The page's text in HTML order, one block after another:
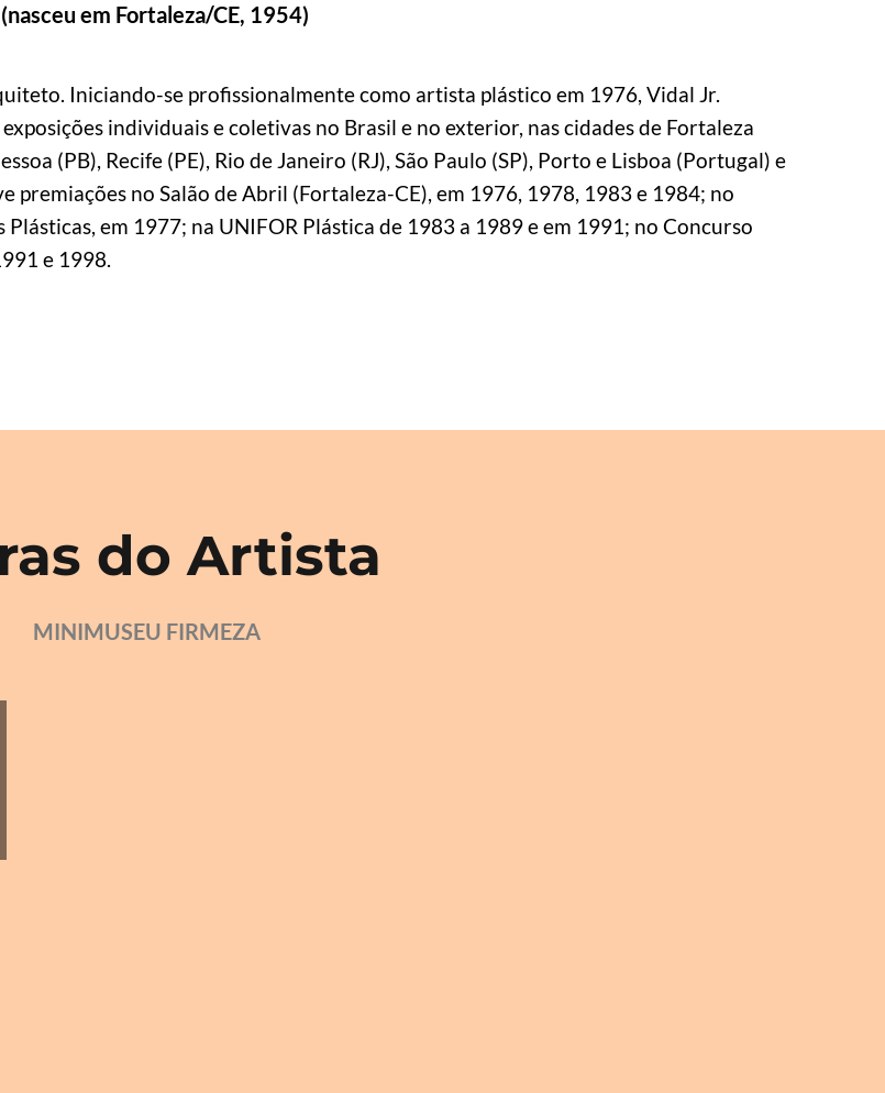
em Fortaleza/CE, 1954)
Iniciando-se profissionalmente como artista plástico em 1976, Vidal Jr.
individuais e coletivas no Brasil e no exterior, nas cidades de Fortaleza
(PB), Recife (PE), Rio de Janeiro (RJ), São Paulo (SP), Porto e Lisboa (Portugal) e
premiações no Salão de Abril (Fortaleza-CE), em 1976, 1978, 1983 e 1984; no
Plásticas, em 1977; na UNIFOR Plástica de 1983 a 1989 e em 1991; no Concurso
e 1998.
do Artista
MINIMUSEU FIRMEZA